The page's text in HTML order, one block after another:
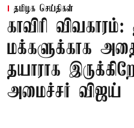
தமிழக செய்திகள்
காவிரி விவகாரம்:
மக்களுக்காக
தயாராக
அமைச்சர் விஜய்